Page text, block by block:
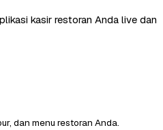
kasir restoran Anda live dan
dan menu restoran Anda.